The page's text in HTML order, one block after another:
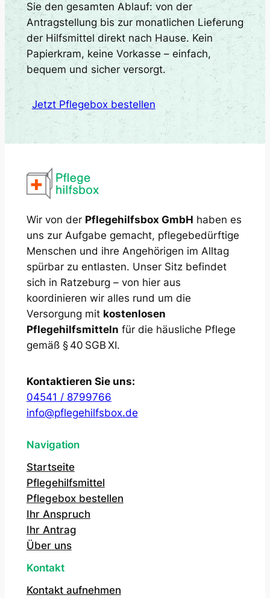
Sie den gesamten Ablauf: von der
Antragstellung bis zur monatlichen Lieferung
der Hilfsmittel direkt nach Hause. Kein
Papierkram, keine Vorkasse – einfach,
bequem und sicher versorgt.
Jetzt Pflegebox bestellen
Wir von der Pflegehilfsbox GmbH haben es
uns zur Aufgabe gemacht, pflegebedürftige
Menschen und ihre Angehörigen im Alltag
spürbar zu entlasten. Unser Sitz befindet
sich in Ratzeburg – von hier aus
koordinieren wir alles rund um die
Versorgung mit kostenlosen
Pflegehilfsmitteln für die häusliche Pflege
gemäß § 40 SGB XI.
Kontaktieren Sie uns:
04541 / 8799766
info@pflegehilfsbox.de
Navigation
Startseite
Pflegehilfsmittel
Pflegebox bestellen
Ihr Anspruch
Ihr Antrag
Über uns
Kontakt
Kontakt aufnehmen